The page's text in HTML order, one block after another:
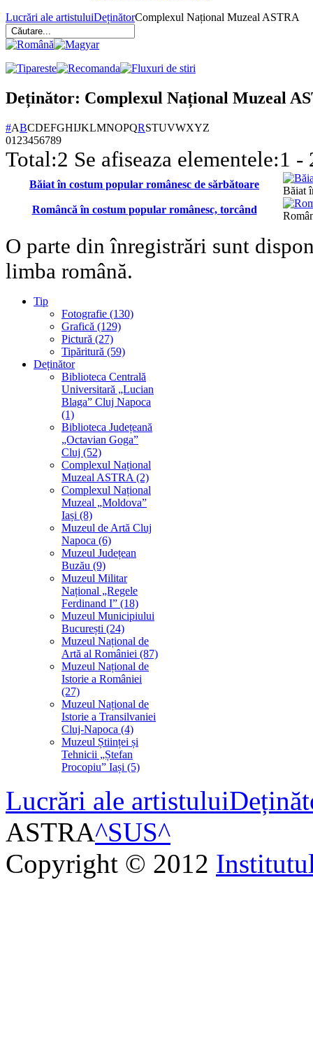
Lucrări ale artistuluiDeținătorComplexul Național Muzeal ASTRA
Deținător: Complexul Național Muzeal
#ABCDEFGHIJKLMNOPQRSTUVWXYZ
01 23456789
Total:2 Se afiseaza elementele:1 -
Băiat în costum popular românesc de sărbătoare
Băiat
Româncă în costum popular românesc, torcând
O parte din înregistrări sunt
limba română.
Tip
Fotografie (130)
Grafică (129)
Pictură (27)
Tipăritură (59)
Deținător
Biblioteca Centrală
Universitară „Lucian
Blaga” Cluj Napoca
(1)
Biblioteca Județeană
„Octavian Goga”
Cluj (52)
Complexul Național
Muzeal ASTRA (2)
Complexul Național
Muzeal „Moldova”
Iași (8)
Muzeul de Artă Cluj
Napoca (6)
Muzeul Județean
Buzău (9)
Muzeul Militar
Național „Regele
Ferdinand I” (18)
Muzeul Municipiului
București (24)
Muzeul Național de
Artă al României (87)
Muzeul Național de
Istorie a României
(27)
Muzeul Național de
Istorie a Transilvaniei
Cluj-Napoca (4)
Muzeul Științei și
Tehnicii „Ștefan
Procopiu” Iași (5)
Lucrări ale artistului
ASTRA^SUS^
Copyright © 2012